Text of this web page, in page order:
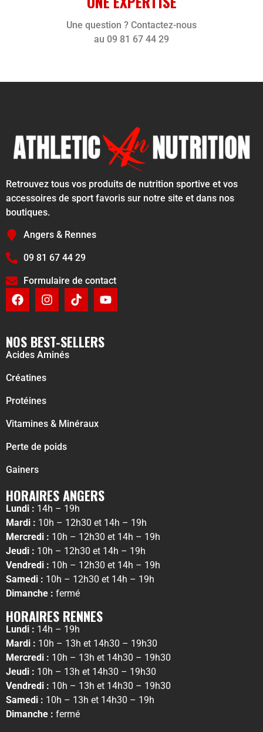
Une question ? Contactez-nous
au 09 81 67 44 29
Retrouvez tous vos produits de nutrition sportive et vos
accessoires de sport favoris sur notre site et dans nos
boutiques.
Angers & Rennes
09 81 67 44 29
Formulaire de contact
NOS BEST-SELLERS
Acides Aminés
Créatines
Protéines
Vitamines & Minéraux
Perte de poids
Gainers
HORAIRES ANGERS
Lundi : 14h – 19h
Mardi : 10h – 12h30 et 14h – 19h
Mercredi : 10h – 12h30 et 14h – 19h
Jeudi : 10h – 12h30 et 14h – 19h
Vendredi : 10h – 12h30 et 14h – 19h
Samedi : 10h – 12h30 et 14h – 19h
Dimanche : fermé
HORAIRES RENNES
Lundi : 14h – 19h
Mardi : 10h – 13h et 14h30 – 19h30
Mercredi : 10h – 13h et 14h30 – 19h30
Jeudi : 10h – 13h et 14h30 – 19h30
Vendredi : 10h – 13h et 14h30 – 19h30
Samedi : 10h – 13h et 14h30 – 19h
Dimanche : fermé